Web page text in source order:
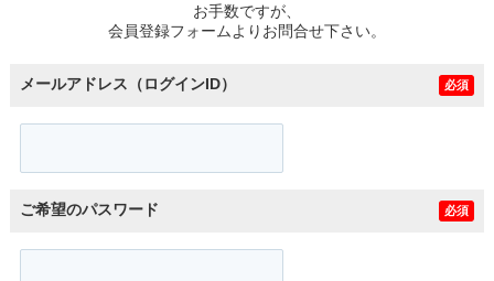
お手数ですが、
会員登録フォームよりお問合せ下さい。
メールアドレス（ログインID） 必須
ご希望のパスワード 必須